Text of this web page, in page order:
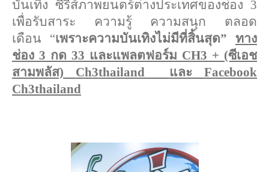
บันเทิง ซีรีส์ภาพยนตร์ต่างประเทศของช่อง 3
เพื่อรับสาระ ความรู้ ความสนุก ตลอด
เดือน “เพราะความบันเทิงไม่มีที่สิ้นสุด”
ทาง
ช่อง 3 กด 33 และแพลตฟอร์ม CH3 + (ซีเอช
สามพลัส) Ch3thailand และ Facebook
Ch3thailand